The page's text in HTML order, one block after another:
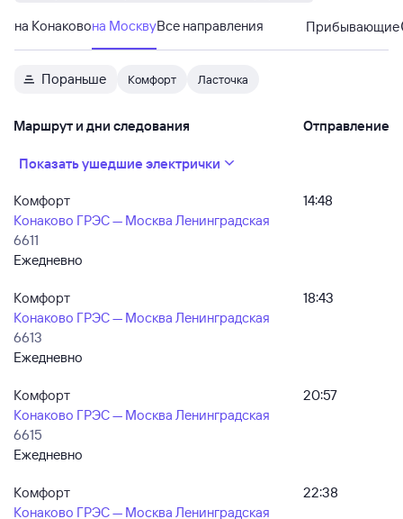
на Конаковона МосквуВсе направления Прибывающие
Пораньше Комфорт Ласточка
Маршрут и дни следования Отправление
Показать ушедшие электрички
Комфорт
Конаково ГРЭС — Москва Ленинградская
6611
Ежедневно
14:48
Комфорт
Конаково ГРЭС — Москва Ленинградская
6613
Ежедневно
18:43
Комфорт
Конаково ГРЭС — Москва Ленинградская
6615
Ежедневно
20:57
Комфорт
Конаково ГРЭС — Москва Ленинградская
22:38